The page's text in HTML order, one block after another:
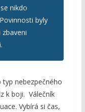
nikdo
byly
nebezpečného
k boji. Válečník
Vybírá si čas,